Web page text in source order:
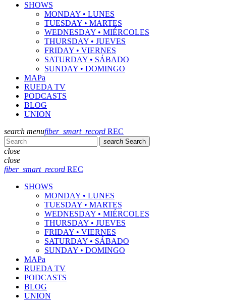
SHOWS
MONDAY • LUNES
TUESDAY • MARTES
WEDNESDAY • MIÉRCOLES
THURSDAY • JUEVES
FRIDAY • VIERNES
SATURDAY • SÁBADO
SUNDAY • DOMINGO
MAPa
RUEDA TV
PODCASTS
BLOG
UNION
search menufiber_smart_record REC
search Search
close
close
fiber_smart_record REC
SHOWS
MONDAY • LUNES
TUESDAY • MARTES
WEDNESDAY • MIÉRCOLES
THURSDAY • JUEVES
FRIDAY • VIERNES
SATURDAY • SÁBADO
SUNDAY • DOMINGO
MAPa
RUEDA TV
PODCASTS
BLOG
UNION